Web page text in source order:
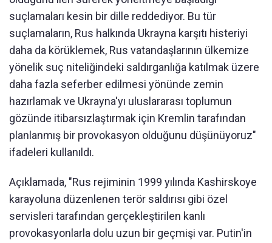
suçlamaları kesin bir dille reddediyor. Bu tür
suçlamaların, Rus halkında Ukrayna karşıtı histeriyi
daha da körüklemek, Rus vatandaşlarının ülkemize
yönelik suç niteliğindeki saldırganlığa katılmak üzere
daha fazla seferber edilmesi yönünde zemin
hazırlamak ve Ukrayna'yı uluslararası toplumun
gözünde itibarsızlaştırmak için Kremlin tarafından
planlanmış bir provokasyon olduğunu düşünüyoruz"
ifadeleri kullanıldı.
Açıklamada, "Rus rejiminin 1999 yılında Kashirskoye
karayoluna düzenlenen terör saldırısı gibi özel
servisleri tarafından gerçekleştirilen kanlı
provokasyonlarla dolu uzun bir geçmişi var. Putin'in